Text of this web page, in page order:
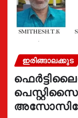
ഇരിങ്ങാലക്കുട